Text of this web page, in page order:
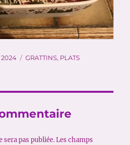
Catégories
GRATTINS, PLATS
sera pas publiée. Les champs